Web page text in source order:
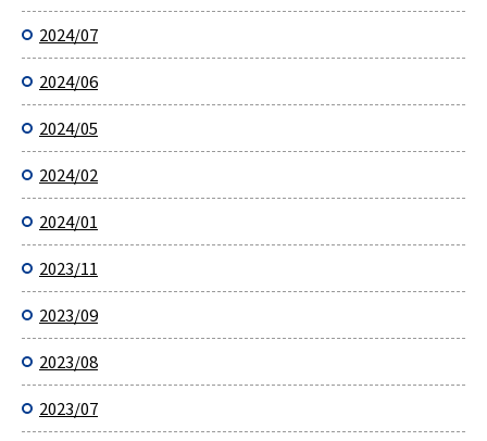
2024/07
2024/06
2024/05
2024/02
2024/01
2023/11
2023/09
2023/08
2023/07